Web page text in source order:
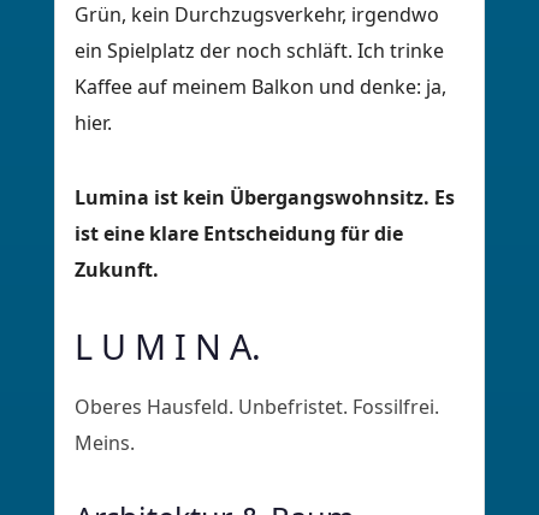
Grün, kein Durchzugsverkehr, irgendwo
ein Spielplatz der noch schläft. Ich trinke
Kaffee auf meinem Balkon und denke: ja,
hier.
Lumina ist kein Übergangswohnsitz. Es
ist eine klare Entscheidung für die
Zukunft.
L U M I N A.
Oberes Hausfeld. Unbefristet. Fossilfrei.
Meins.